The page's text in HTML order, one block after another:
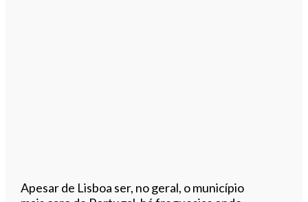
Apesar de Lisboa ser, no geral, o município